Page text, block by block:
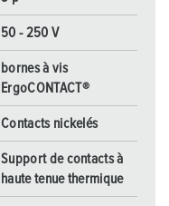
50 - 250 V
bornes à vis
ErgoCONTACT®
Contacts nickelés
Support de contacts à
haute tenue thermique